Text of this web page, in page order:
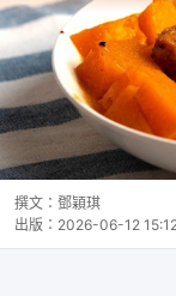
撰文： 鄧穎琪
出版： 2026-06-12